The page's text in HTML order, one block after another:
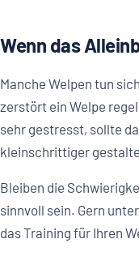
Wenn das
Manche Welpen tun
zerstört ein Welpe
sehr gestresst, sollte
kleinschrittiger
Bleiben die
sinnvoll sein. Gern
das Training für Ihren